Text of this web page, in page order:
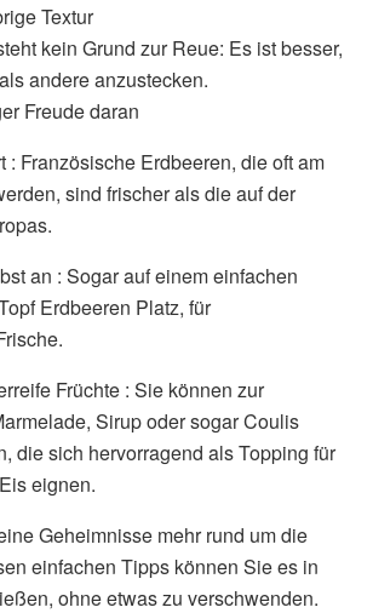
Textur
kein Grund zur Reue: Es ist besser,
andere anzustecken.
Freude daran
: Französische Erdbeeren, die oft am
sind frischer als die auf der
an : Sogar auf einem einfachen
Erdbeeren Platz, für
Früchte : Sie können zur
Sirup oder sogar Coulis
die sich hervorragend als Topping für
eignen.
Geheimnisse mehr rund um die
einfachen Tipps können Sie es in
ohne etwas zu verschwenden.